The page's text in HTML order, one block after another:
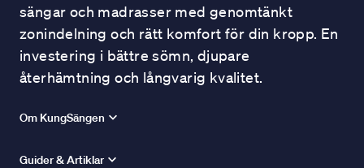
sängar och madrasser med genomtänkt
zonindelning och rätt komfort för din kropp. En
investering i bättre sömn, djupare
återhämtning och långvarig kvalitet.
Om KungSängen
Guider & Artiklar